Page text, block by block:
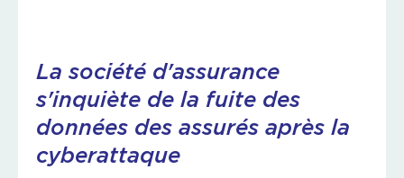
La société d'assurance
s'inquiète de la fuite des
données des assurés après la
cyberattaque